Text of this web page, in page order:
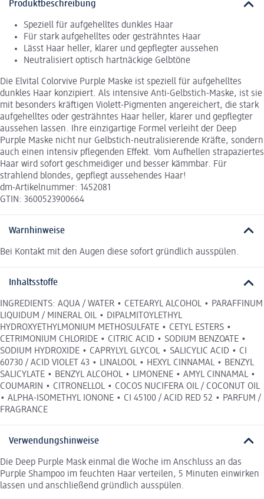
Produktbeschreibung
Speziell für aufgehelltes dunkles Haar
Für stark aufgehelltes oder gesträhntes Haar
Lässt Haar heller, klarer und gepflegter aussehen
Neutralisiert optisch hartnäckige Gelbtöne
Die Elvital Colorvive Purple Maske ist speziell für aufgehelltes
dunkles Haar konzipiert. Als intensive Anti-Gelbstich-Maske, ist sie
mit besonders kräftigen Violett-Pigmenten angereichert, die stark
aufgehelltes oder gesträhntes Haar heller, klarer und gepflegter
aussehen lassen. Ihre einzigartige Formel verleiht der Deep
Purple Maske nicht nur Gelbstich-neutralisierende Kräfte, sondern
auch einen intensiv pflegenden Effekt. Vom Aufhellen strapaziertes
Haar wird sofort geschmeidiger und besser kämmbar. Für
strahlend blondes, gepflegt aussehendes Haar!
dm-Artikelnummer: 1452081
GTIN: 3600523900664
Warnhinweise
Bei Kontakt mit den Augen diese sofort gründlich ausspülen.
Inhaltsstoffe
INGREDIENTS: AQUA / WATER • CETEARYL ALCOHOL • PARAFFINUM
LIQUIDUM / MINERAL OIL • DIPALMITOYLETHYL
HYDROXYETHYLMONIUM METHOSULFATE • CETYL ESTERS •
CETRIMONIUM CHLORIDE • CITRIC ACID • SODIUM BENZOATE •
SODIUM HYDROXIDE • CAPRYLYL GLYCOL • SALICYLIC ACID • CI
60730 / ACID VIOLET 43 • LINALOOL • HEXYL CINNAMAL • BENZYL
SALICYLATE • BENZYL ALCOHOL • LIMONENE • AMYL CINNAMAL •
COUMARIN • CITRONELLOL • COCOS NUCIFERA OIL / COCONUT OIL
• ALPHA-ISOMETHYL IONONE • CI 45100 / ACID RED 52 • PARFUM /
FRAGRANCE
Verwendungshinweise
Die Deep Purple Mask einmal die Woche im Anschluss an das
Purple Shampoo im feuchten Haar verteilen, 5 Minuten einwirken
lassen und anschließend gründlich ausspülen.